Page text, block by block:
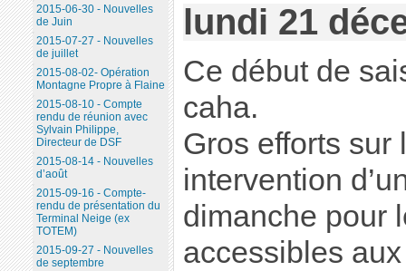
lundi 21
Ce début de
caha.
Gros efforts sur
intervention
dimanche pour
accessibles
2015-06-30 - Nouvelles
de Juin
2015-07-27 - Nouvelles
de juillet
2015-08-02- Opération
Montagne Propre à Flaine
2015-08-10 - Compte
rendu de réunion avec
Sylvain Philippe,
Directeur de DSF
2015-08-14 - Nouvelles
d’août
2015-09-16 - Compte-
rendu de présentation du
Terminal Neige (ex
TOTEM)
2015-09-27 - Nouvelles
de septembre